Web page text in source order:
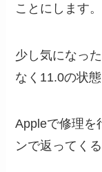
ことにします。
少し気になっ
なく11.0の状
Appleで修理を
ンで返ってく